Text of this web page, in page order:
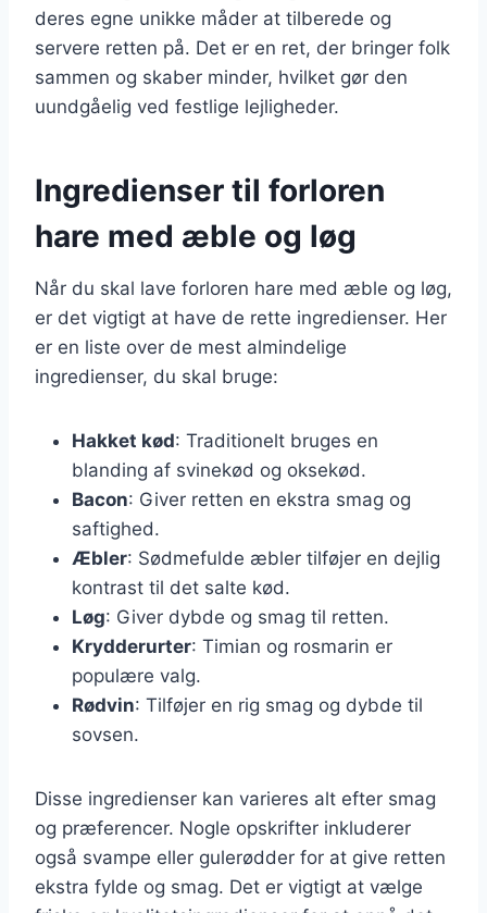
deres egne unikke måder at tilberede og
servere retten på. Det er en ret, der bringer folk
sammen og skaber minder, hvilket gør den
uundgåelig ved festlige lejligheder.
Ingredienser til forloren
hare med æble og løg
Når du skal lave forloren hare med æble og løg,
er det vigtigt at have de rette ingredienser. Her
er en liste over de mest almindelige
ingredienser, du skal bruge:
Hakket kød: Traditionelt bruges en
blanding af svinekød og oksekød.
Bacon: Giver retten en ekstra smag og
saftighed.
Æbler: Sødmefulde æbler tilføjer en dejlig
kontrast til det salte kød.
Løg: Giver dybde og smag til retten.
Krydderurter: Timian og rosmarin er
populære valg.
Rødvin: Tilføjer en rig smag og dybde til
sovsen.
Disse ingredienser kan varieres alt efter smag
og præferencer. Nogle opskrifter inkluderer
også svampe eller gulerødder for at give retten
ekstra fylde og smag. Det er vigtigt at vælge